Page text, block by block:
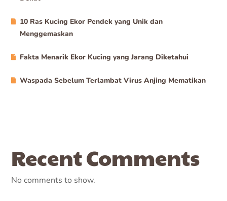
10 Ras Kucing Ekor Pendek yang Unik dan
Menggemaskan
Fakta Menarik Ekor Kucing yang Jarang Diketahui
Waspada Sebelum Terlambat Virus Anjing Mematikan
Recent Comments
No comments to show.